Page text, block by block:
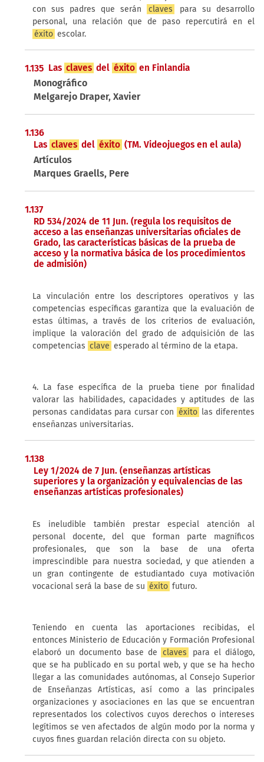
con sus padres que serán
claves
para su desarrollo
personal, una relación que de paso repercutirá en el
éxito escolar.
1.135 Las claves del éxito en Finlandia
Monográfico
Melgarejo Draper, Xavier
1.136
Las claves del éxito (TM. Videojuegos en el aula)
Artículos
Marques Graells, Pere
1.137
RD 534/2024 de 11 Jun. (regula los requisitos de
acceso a las enseñanzas universitarias oficiales de
Grado, las características básicas de la prueba de
acceso y la normativa básica de los procedimientos
de admisión)
La vinculación entre los descriptores operativos y las
competencias específicas garantiza que la evaluación de
estas últimas, a través de los criterios de evaluación,
implique la valoración del grado de adquisición de las
competencias clave esperado al término de la etapa.
4. La fase específica de la prueba tiene por finalidad
valorar las habilidades, capacidades y aptitudes de las
personas candidatas para cursar con éxito las diferentes
enseñanzas universitarias.
1.138
Ley 1/2024 de 7 Jun. (enseñanzas artísticas
superiores y la organización y equivalencias de las
enseñanzas artísticas profesionales)
Es ineludible también prestar especial atención al
personal docente, del que forman parte magníficos
profesionales, que son la base de una oferta
imprescindible para nuestra sociedad, y que atienden a
un gran contingente de estudiantado cuya motivación
vocacional será la base de su éxito futuro.
Teniendo en cuenta las aportaciones recibidas, el
entonces Ministerio de Educación y Formación Profesional
elaboró un documento base de
claves
para el diálogo,
que se ha publicado en su portal web, y que se ha hecho
llegar a las comunidades autónomas, al Consejo Superior
de Enseñanzas Artísticas, así como a las principales
organizaciones y asociaciones en las que se encuentran
representados los colectivos cuyos derechos o intereses
legítimos se ven afectados de algún modo por la norma y
cuyos fines guardan relación directa con su objeto.